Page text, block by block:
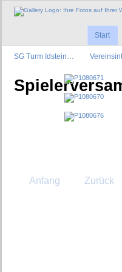
Start
SG Turm Idstein…
Anfang Zurück